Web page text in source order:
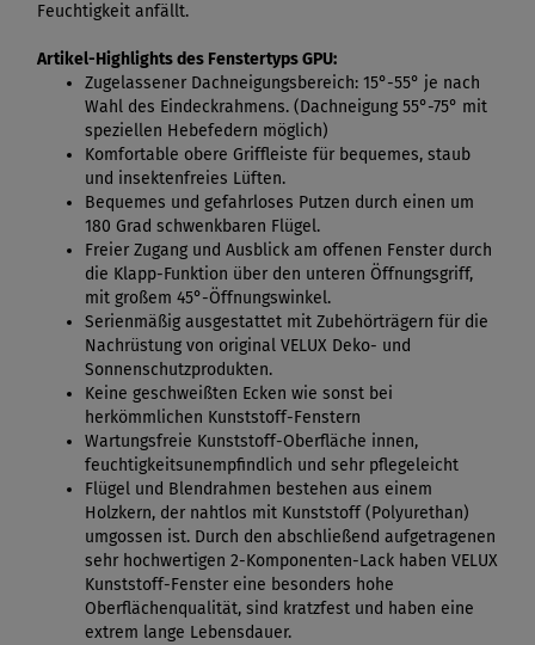
Feuchtigkeit anfällt.
Artikel-Highlights des Fenstertyps GPU:
Zugelassener Dachneigungsbereich: 15°-55° je nach
Wahl des Eindeckrahmens. (Dachneigung 55°-75° mit
speziellen Hebefedern möglich)
Komfortable obere Griffleiste für bequemes, staub
und insektenfreies Lüften.
Bequemes und gefahrloses Putzen durch einen um
180 Grad schwenkbaren Flügel.
Freier Zugang und Ausblick am offenen Fenster durch
die Klapp-Funktion über den unteren Öffnungsgriff,
mit großem 45°-Öffnungswinkel.
Serienmäßig ausgestattet mit Zubehörträgern für die
Nachrüstung von original VELUX Deko- und
Sonnenschutzprodukten.
Keine geschweißten Ecken wie sonst bei
herkömmlichen Kunststoff-Fenstern
Wartungsfreie Kunststoff-Oberfläche innen,
feuchtigkeitsunempfindlich und sehr pflegeleicht
Flügel und Blendrahmen bestehen aus einem
Holzkern, der nahtlos mit Kunststoff (Polyurethan)
umgossen ist. Durch den abschließend aufgetragenen
sehr hochwertigen 2-Komponenten-Lack haben VELUX
Kunststoff-Fenster eine besonders hohe
Oberflächenqualität, sind kratzfest und haben eine
extrem lange Lebensdauer.